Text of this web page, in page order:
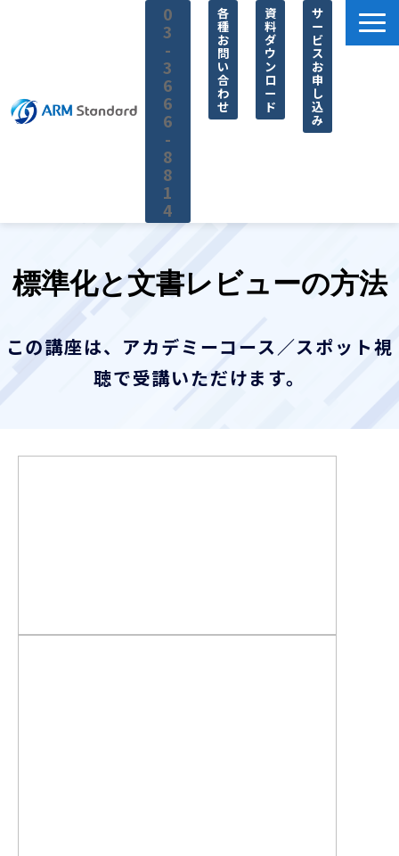
0
3
-
3
6
6
6
-
8
8
1
4
各
種
お
問
い
合
わ
せ
資
料
ダ
ウ
ン
ロ
ー
ド
サ
ー
ビ
ス
お
申
し
込
み
料金
お役立ち情報
企業情報
標準化と文書レビューの方法
この講座は、アカデミーコース／スポット視
聴で受講いただけます。